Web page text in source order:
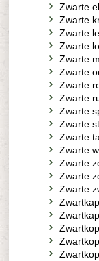
Zwarte
Zwarte
Zwarte
Zwarte
Zwarte
Zwarte
Zwarte
Zwarte
Zwarte
Zwarte
Zwarte
Zwarte
Zwarte
Zwarte
Zwarte
Zwartkop